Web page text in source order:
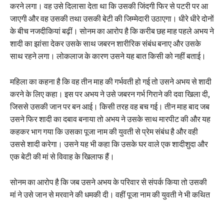
करने लगा। वह उसे दिलासा देता था कि उसकी जिंदगी फिर से पटरी पर आ
जाएगी और वह उसकी तथा उसकी बेटी की जिम्मेदारी उठाएगा। धीरे धीरे दोनों
के बीच नजदीकियां बढ़ीं। सोनम का आरोप है कि करीब छह माह पहले अभय ने
शादी का झांसा देकर उसके साथ जबरन शारीरिक संबंध बनाए और उसके
साथ रहने लगा। लोकलाज के कारण उसने यह बात किसी को नहीं बताई।
महिला का कहना है कि वह तीन माह की गर्भवती हो गई तो उसने अभय से शादी
करने के लिए कहा। इस पर अभय ने उसे जबरन गर्भ गिराने की दवा खिला दी,
जिससे उसकी जान पर बन आई। किसी तरह वह बच गई। तीन माह बाद जब
उसने फिर शादी का दबाव बनाया तो अभय ने उसके साथ मारपीट की और यह
कहकर भाग गया कि उसका पूजा नाम की युवती से प्रेम संबंध है और वही
उससे शादी करेगा। उसने यह भी कहा कि उसके घर वाले एक शादीशुदा और
एक बेटी की मां से विवाह के खिलाफ हैं।
सोनम का आरोप है कि जब उसने अभय के परिवार से संपर्क किया तो उसकी
मां ने उसे जान से मरवाने की धमकी दी। वहीं पूजा नाम की युवती ने भी कथित